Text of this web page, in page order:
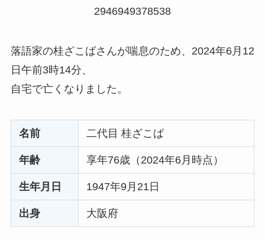
2946949378538
落語家の桂ざこばさんが喘息のため、2024年6月12
日午前3時14分、
自宅で亡くなりました。
名前 二代目 桂ざこば
年齢 享年76歳（2024年6月時点）
生年月日 1947年9月21日
出身 大阪府